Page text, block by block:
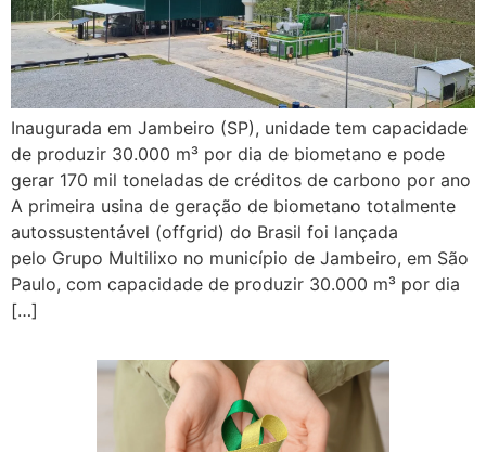
Inaugurada em Jambeiro (SP), unidade tem capacidade
de produzir 30.000 m³ por dia de biometano e pode
gerar 170 mil toneladas de créditos de carbono por ano
A primeira usina de geração de biometano totalmente
autossustentável (offgrid) do Brasil foi lançada
pelo Grupo Multilixo no município de Jambeiro, em São
Paulo, com capacidade de produzir 30.000 m³ por dia
[…]